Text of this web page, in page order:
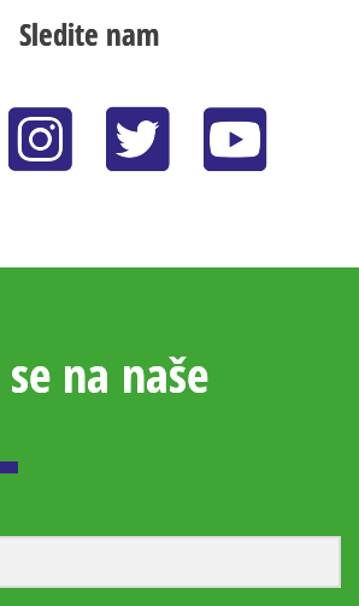
Sledite nam
na naše